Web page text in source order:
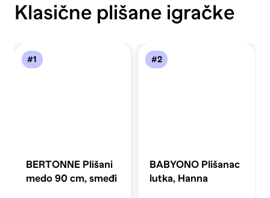
Klasične plišane igračke
#1
BERTONNE Plišani
medo 90 cm, smeđi
#2
BABYONO Plišanac
lutka, Hanna